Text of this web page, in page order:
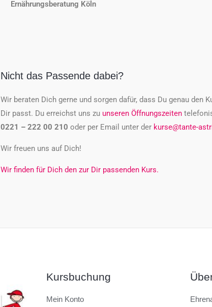
Ernährungsberatung Köln
Nicht das Passende dabei?
Wir beraten Dich gerne und sorgen dafür, dass Du genau den
Dir passt. Du erreichst uns zu unseren Öffnungszeiten
0221 – 222 00 210 oder per Email unter der kurse@tante-
Wir freuen uns auf Dich!
Wir finden für Dich den zur Dir passenden Kurs.
Kursbuchung
Mein Konto